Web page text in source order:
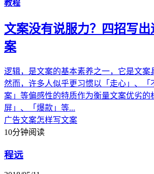
教程
文案没有说服力？四招写
案
逻辑，是文案的基本素养之一，它是文案
然而，许多人似乎更习惯以「走心」、「
案」等偏感性的特质作为衡量文案优劣的
屏」、「爆款」等...
广告文案怎样写文案
10分钟阅读
程远